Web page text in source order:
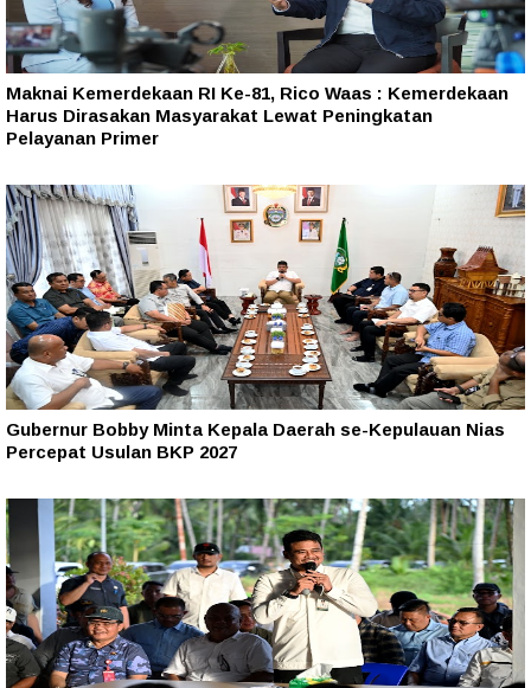
Maknai Kemerdekaan RI Ke-81, Rico Waas : Kemerdekaan
Harus Dirasakan Masyarakat Lewat Peningkatan
Pelayanan Primer
Gubernur Bobby Minta Kepala Daerah se-Kepulauan Nias
Percepat Usulan BKP 2027